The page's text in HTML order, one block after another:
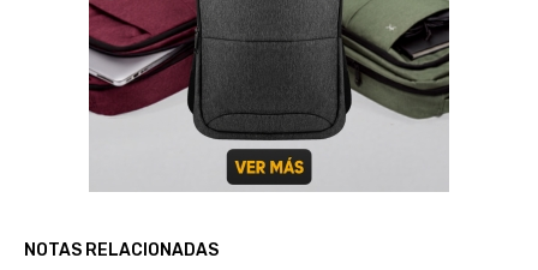
NOTAS RELACIONADAS